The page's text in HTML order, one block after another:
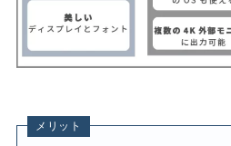
メリット